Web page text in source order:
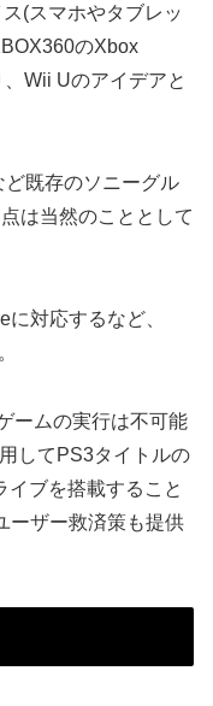
(スマホやタブレッ
のXbox
Wii Uのアイデアと
既存のソニーグル
は当然のこととして
対応するなど、
ームの実行は不可能
してPS3タイトルの
イブを搭載すること
ーザー救済策も提供